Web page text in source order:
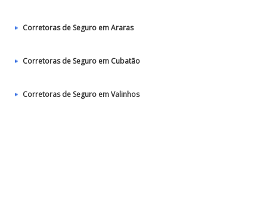
Corretoras de Seguro em Araras
Corretoras de Seguro em Cubatão
Corretoras de Seguro em Valinhos